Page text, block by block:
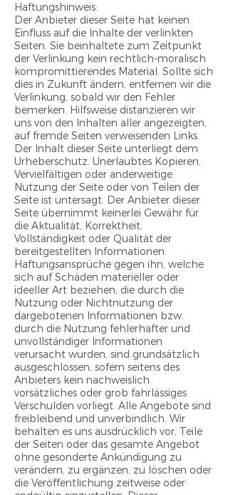
Haftungshinweis:
Der Anbieter dieser Seite hat keinen
Einfluss auf die Inhalte der verlinkten
Seiten. Sie beinhaltete zum Zeitpunkt
der Verlinkung kein rechtlich-moralisch
kompromittierendes Material. Sollte sich
dies in Zukunft ändern, entfernen wir die
Verlinkung, sobald wir den Fehler
bemerken. Hilfsweise distanzieren wir
uns von den Inhalten aller angezeigten,
auf fremde Seiten verweisenden Links.
Der Inhalt dieser Seite unterliegt dem
Urheberschutz. Unerlaubtes Kopieren,
Vervielfältigen oder anderweitige
Nutzung der Seite oder von Teilen der
Seite ist untersagt. Der Anbieter dieser
Seite übernimmt keinerlei Gewähr für
die Aktualität, Korrektheit,
Vollständigkeit oder Qualität der
bereitgestellten Informationen.
Haftungsansprüche gegen ihn, welche
sich auf Schäden materieller oder
ideeller Art beziehen, die durch die
Nutzung oder Nichtnutzung der
dargebotenen Informationen bzw.
durch die Nutzung fehlerhafter und
unvollständiger Informationen
verursacht wurden, sind grundsätzlich
ausgeschlossen, sofern seitens des
Anbieters kein nachweislich
vorsätzliches oder grob fahrlässiges
Verschulden vorliegt. Alle Angebote sind
freibleibend und unverbindlich. Wir
behalten es uns ausdrücklich vor, Teile
der Seiten oder das gesamte Angebot
ohne gesonderte Ankündigung zu
verändern, zu ergänzen, zu löschen oder
die Veröffentlichung zeitweise oder